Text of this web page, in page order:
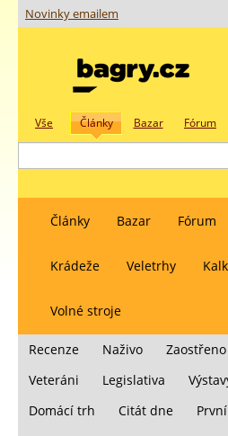
Novinky emailem
Vše Články Bazar Fórum
Články Bazar Fórum
Krádeže Veletrhy
Volné stroje
Recenze Naživo Zaostřeno
Veteráni
Legislativa
Domácí trh
Citát dne